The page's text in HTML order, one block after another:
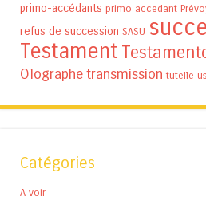
primo-accédants primo accedant
refus de succession SASU
Testament
Olographetransmission tutelle
Catégories
A voir